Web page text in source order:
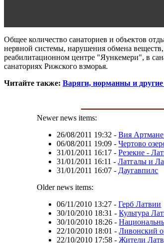
Общее количество санаториев и объектов
нервной системы, нарушения обмена
реабилитационном центре "Яункемери", в
санаториях Рижского взморья.
Читайте также: Варяги, норманны и другие
Newer news items:
26/08/2011 19:32 -Вия
06/08/2011 19:09 -Чертово
31/01/2011 16:17 -Резекне -
31/01/2011 16:11 -Латгалы и
31/01/2011 16:07 - Даугавпилс
Older news items:
06/11/2010 13:27 -Герб Латвии
30/10/2010 18:31 -Культура
30/10/2010 18:26 -
22/10/2010 18:01 -Ливонский
22/10/2010 17:58 -Жители